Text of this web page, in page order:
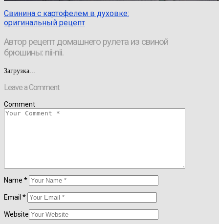
Свинина с картофелем в духовке:
оригинальный рецепт
Автор рецепт домашнего рулета из свиной
брюшины: nii-nii.
Загрузка...
Leave a Comment
Comment
Name *
Email *
Website